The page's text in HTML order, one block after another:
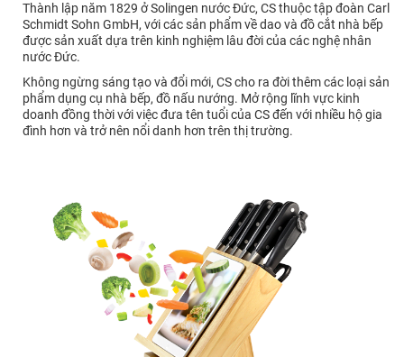
Thành lập năm 1829 ở Solingen nước Đức, CS thuộc tập đoàn Carl
Schmidt Sohn GmbH, với các sản phẩm về dao và đồ cắt nhà bếp
được sản xuất dựa trên kinh nghiệm lâu đời của các nghệ nhân
nước Đức.
Không ngừng sáng tạo và đổi mới, CS cho ra đời thêm các loại sản
phẩm dụng cụ nhà bếp, đồ nấu nướng. Mở rộng lĩnh vực kinh
doanh đồng thời với việc đưa tên tuổi của CS đến với nhiều hộ gia
đình hơn và trở nên nổi danh hơn trên thị trường.